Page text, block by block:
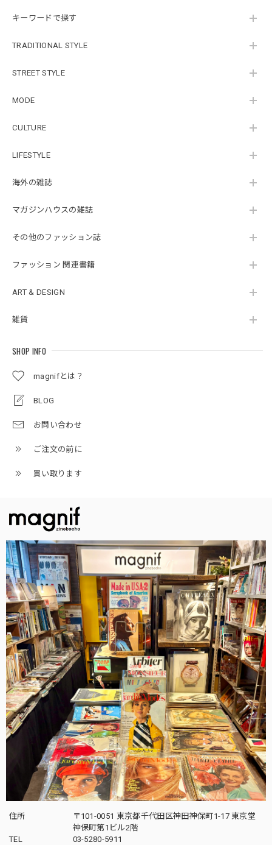
キーワードで探す
TRADITIONAL STYLE
STREET STYLE
MODE
CULTURE
LIFESTYLE
海外の雑誌
マガジンハウスの雑誌
その他のファッション誌
ファッション 関連書籍
ART & DESIGN
雑貨
SHOP INFO
magnifとは？
BLOG
お問い合わせ
ご注文の前に
買い取ります
住所
〒101-0051 東京都千代田区神田神保町1-17 東京堂
神保町第1ビル2階
TEL
03-5280-5911